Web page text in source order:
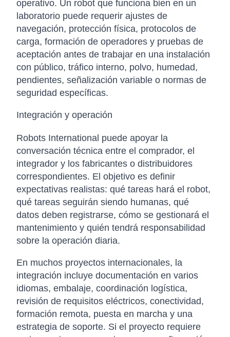
operativo. Un robot que funciona bien en un
laboratorio puede requerir ajustes de
navegación, protección física, protocolos de
carga, formación de operadores y pruebas de
aceptación antes de trabajar en una instalación
con público, tráfico interno, polvo, humedad,
pendientes, señalización variable o normas de
seguridad específicas.
Integración y operación
Robots International puede apoyar la
conversación técnica entre el comprador, el
integrador y los fabricantes o distribuidores
correspondientes. El objetivo es definir
expectativas realistas: qué tareas hará el robot,
qué tareas seguirán siendo humanas, qué
datos deben registrarse, cómo se gestionará el
mantenimiento y quién tendrá responsabilidad
sobre la operación diaria.
En muchos proyectos internacionales, la
integración incluye documentación en varios
idiomas, embalaje, coordinación logística,
revisión de requisitos eléctricos, conectividad,
formación remota, puesta en marcha y una
estrategia de soporte. Si el proyecto requiere